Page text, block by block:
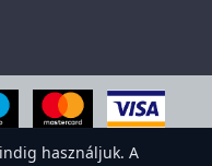
használjuk. A